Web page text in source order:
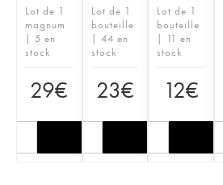
Lot de 1
magnum
| 5 en
stock
29€
Lot de 1
bouteille
| 44 en
stock
23€
Lot de 1
bouteille
| 11 en
stock
12€